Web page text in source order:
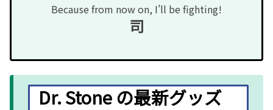
Because from now on, I’ll be fighting!
司
Dr. Stone の最新グッズ